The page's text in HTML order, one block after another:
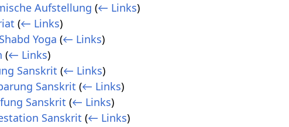
Aufstellung (← Links)
(← Links)
Yoga (← Links)
(← Links)
Sanskrit (← Links)
Sanskrit (← Links)
Sanskrit (← Links)
Sanskrit (← Links)